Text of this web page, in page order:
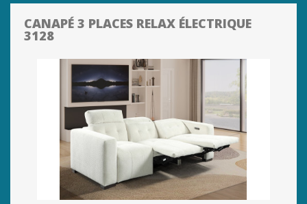
CANAPÉ 3 PLACES RELAX ÉLECTRIQUE
3128